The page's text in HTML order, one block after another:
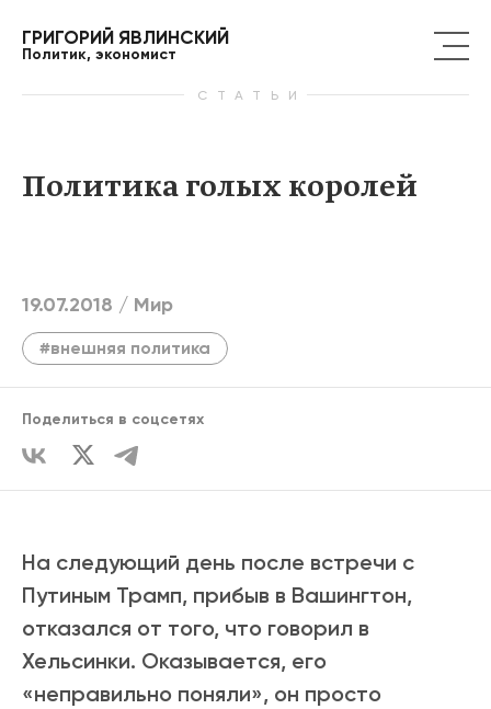
ГРИГОРИЙ ЯВЛИНСКИЙ
Политик, экономист
СТАТЬИ
Политика голых королей
19.07.2018 / Мир
#внешняя политика
Поделиться в соцсетях
На следующий день после встречи с
Путиным Трамп, прибыв в Вашингтон,
отказался от того, что говорил в
Хельсинки. Оказывается, его
«неправильно поняли», он просто